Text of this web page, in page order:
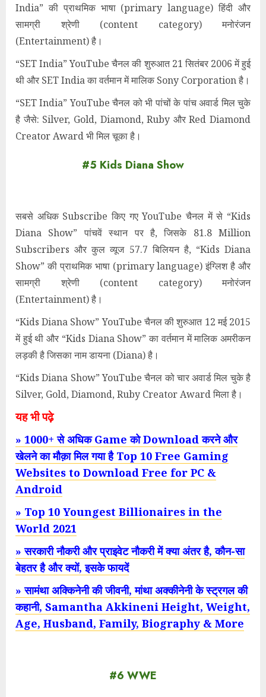
India” की प्राथमिक भाषा (primary language) हिंदी और
सामग्री श्रेणी (content category) मनोरंजन
(Entertainment) है।
“SET India” YouTube चैनल की शुरुआत 21 सितंबर 2006 में हुई
थी और SET India का वर्तमान में मालिक Sony Corporation है।
“SET India” YouTube चैनल को भी पांचों के पांच अवार्ड मिल चुके
है जैसे: Silver, Gold, Diamond, Ruby और Red Diamond
Creator Awardभी मिल चूका है।
#5 Kids Diana Show
सबसे अधिक Subscribe किए गए YouTube चैनल में से “Kids
Diana Show” पांचवें स्थान पर है, जिसके 81.8 Million
Subscribers और कुल व्यूज 57.7 बिलियन है, “Kids Diana
Show” की प्राथमिक भाषा (primary language) इंग्लिश है और
सामग्री श्रेणी (content category) मनोरंजन
(Entertainment) है।
“Kids Diana Show” YouTube चैनल की शुरुआत 12 मई 2015
में हुई थी और “Kids Diana Show” का वर्तमान में मालिक अमरीकन
लड़की है जिसका नाम डायना (Diana) है।
“Kids Diana Show” YouTube चैनल को चार अवार्ड मिल चुके है
Silver, Gold, Diamond, Ruby Creator Award मिला है।
यह भी पढ़े
» 1000+ से अधिक Game को Download करने और
खेलने का मौक़ा मिल गया है Top 10 Free Gaming
Websites to Download Free for PC &
Android
» Top 10 Youngest Billionaires in the
World 2021
» सरकारी नौकरी और प्राइवेट नौकरी में क्या अंतर है, कौन-सा
बेहतर है और क्यों, इसके फायदें
» सामंथा अक्किनेनी की जीवनी, मांथा अक्कीनेनी के स्ट्रगल की
कहानी, Samantha Akkineni Height, Weight,
Age, Husband, Family, Biography & More
#6 WWE